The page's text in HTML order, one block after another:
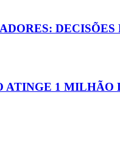
ATINGE 1 MILHÃO